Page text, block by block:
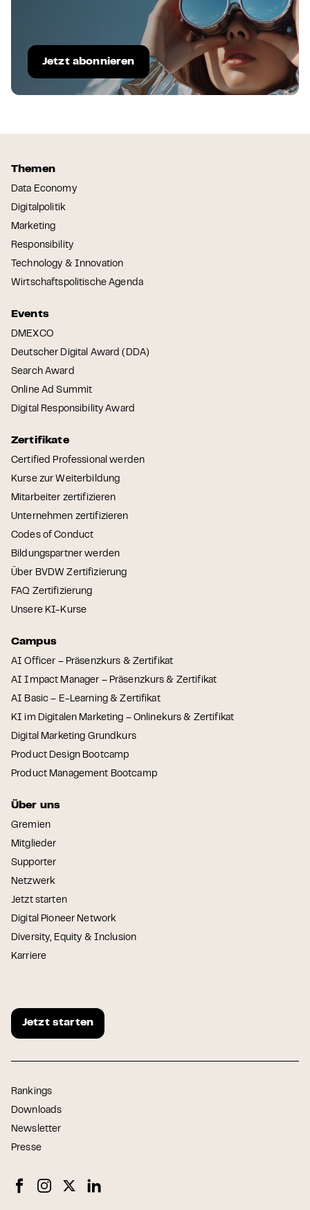
Jetzt abonnieren
Themen
Data Economy
Digitalpolitik
Marketing
Responsibility
Technology & Innovation
Wirtschaftspolitische Agenda
Events
DMEXCO
Deutscher Digital Award (DDA)
Search Award
Online Ad Summit
Digital Responsibility Award
Zertifikate
Certified Professional werden
Kurse zur Weiterbildung
Mitarbeiter zertifizieren
Unternehmen zertifizieren
Codes of Conduct
Bildungspartner werden
Über BVDW Zertifizierung
FAQ Zertifizierung
Unsere KI-Kurse
Campus
AI Officer – Präsenzkurs & Zertifikat
AI Impact Manager – Präsenzkurs & Zertifikat
AI Basic – E-Learning & Zertifikat
KI im Digitalen Marketing – Onlinekurs & Zertifikat
Digital Marketing Grundkurs
Product Design Bootcamp
Product Management Bootcamp
Über uns
Gremien
Mitglieder
Supporter
Netzwerk
Jetzt starten
Digital Pioneer Network
Diversity, Equity & Inclusion
Karriere
Jetzt starten
Rankings
Downloads
Newsletter
Presse